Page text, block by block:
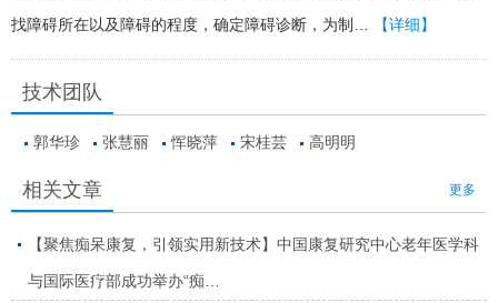
找障碍所在以及障碍的程度，确定障碍诊断，为制…
【详细】
技术团队
郭华珍 张慧丽 恽晓萍 宋桂芸 高明明
更多
相关文章
【聚焦痴呆康复，引领实用新技术】中国康复研究中心老年医学科
与国际医疗部成功举办“痴…